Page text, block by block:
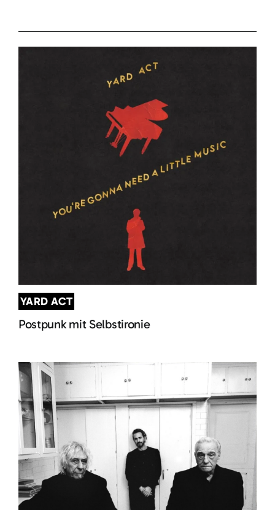
YARD ACT
Postpunk mit Selbstironie